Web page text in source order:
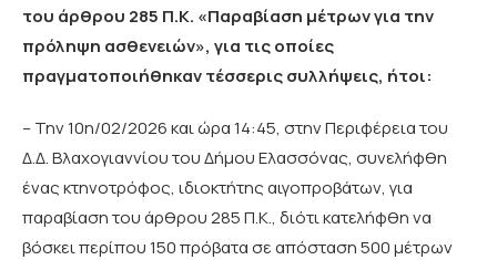
του άρθρου 285 Π.Κ. «Παραβίαση μέτρων για την
πρόληψη ασθενειών», για τις οποίες
πραγματοποιήθηκαν τέσσερις συλλήψεις, ήτοι:
– Την 10η/02/2026 και ώρα 14:45, στην Περιφέρεια του
Δ.Δ. Βλαχογιαννίου του Δήμου Ελασσόνας, συνελήφθη
ένας κτηνοτρόφος, ιδιοκτήτης αιγοπροβάτων, για
παραβίαση του άρθρου 285 Π.Κ., διότι κατελήφθη να
βόσκει περίπου 150 πρόβατα σε απόσταση 500 μέτρων